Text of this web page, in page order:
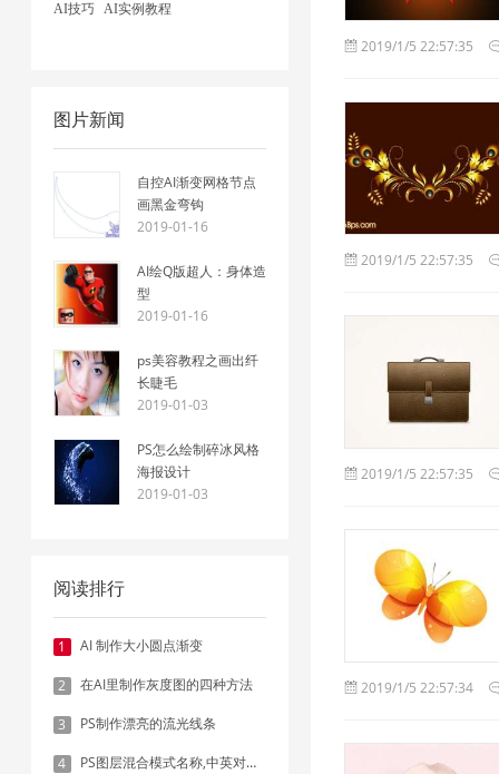
AI技巧 AI实例教程
图片新闻
自控AI渐变网格节点
画黑金弯钩
2019-01-16
AI绘Q版超人：身体造
型
2019-01-16
ps美容教程之画出纤
长睫毛
2019-01-03
PS怎么绘制碎冰风格
海报设计
2019-01-03
阅读排行
1 AI 制作大小圆点渐变
2 在AI里制作灰度图的四种方法
3 PS制作漂亮的流光线条
4 PS图层混合模式名称,中英对照表
2019/1/5 22:57:35
2019/1/5 22:57:35
2019/1/5 22:57:35
2019/1/5 22:57:34